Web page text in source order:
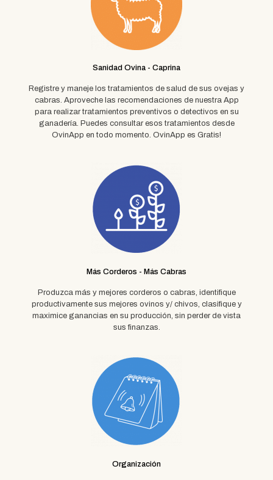
Sanidad Ovina - Caprina
Registre y maneje los tratamientos de salud de sus ovejas y
cabras. Aproveche las recomendaciones de nuestra App
para realizar tratamientos preventivos o detectivos en su
ganadería. Puedes consultar esos tratamientos desde
OvinApp en todo momento. OvinApp es Gratis!
Más Corderos - Más Cabras
Produzca más y mejores corderos o cabras, identifique
productivamente sus mejores ovinos y/ chivos, clasifique y
maximice ganancias en su producción, sin perder de vista
sus finanzas.
Organización